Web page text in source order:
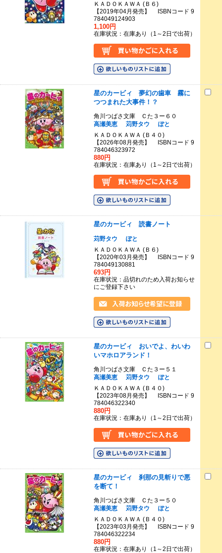
ＫＡＤＯＫＡＷＡ (Ｂ６)
【2019年04月発売】 ISBNコード 9
784049124903
1,100円
在庫状況：在庫あり（1～2日で出荷）
星のカービィ 夢幻の歯車 霧に
つつまれた大事件！？
角川つばさ文庫 Ｃた３ー６０
高瀬美恵
苅野タウ
ぽと
ＫＡＤＯＫＡＷＡ (Ｂ４０)
【2026年08月発売】 ISBNコード 9
784046323972
880円
在庫状況：在庫あり（1～2日で出荷）
星のカービィ 読書ノート
苅野タウ
ぽと
ＫＡＤＯＫＡＷＡ (Ｂ６)
【2020年03月発売】 ISBNコード 9
784049130881
693円
在庫状況：品切れのため入荷お知らせ
にご登録下さい
星のカービィ おいでよ、わいわ
いマホロアランド！
角川つばさ文庫 Ｃた３ー５１
高瀬美恵
苅野タウ
ぽと
ＫＡＤＯＫＡＷＡ (Ｂ４０)
【2023年08月発売】 ISBNコード 9
784046322340
880円
在庫状況：在庫あり（1～2日で出荷）
星のカービィ 刹那の見斬りで悪
を断て！
角川つばさ文庫 Ｃた３ー５０
高瀬美恵
苅野タウ
ぽと
ＫＡＤＯＫＡＷＡ (Ｂ４０)
【2023年03月発売】 ISBNコード 9
784046322234
880円
在庫状況：在庫あり（1～2日で出荷）